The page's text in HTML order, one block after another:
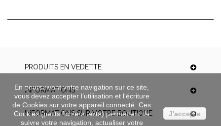
PRODUITS EN VEDETTE
INFORMATIONS
INFORMATIONS SUR VOTRE BOUTIQUE
En poursuivant votre navigation sur ce site,
vous devez accepter l’utilisation et l'écriture
de Cookies sur votre appareil connecté. Ces
Cookies (petits fichiers texte) permettent de
suivre votre navigation, actualiser votre
J'accepte